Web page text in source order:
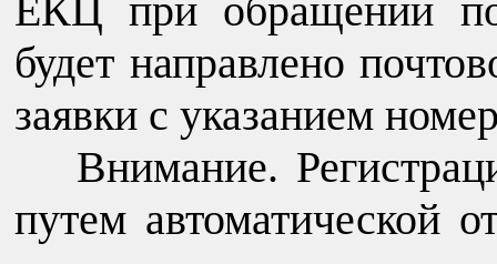
ЕКЦ при обращении по
будет направлено
заявки с указанием
Внимание.
путем